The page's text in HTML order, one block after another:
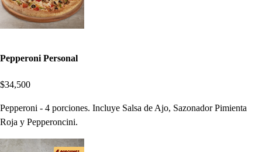
Pepperoni Personal
$34,500
Pepperoni - 4 porciones. Incluye Salsa de Ajo, Sazonador Pimienta
Roja y Pepperoncini.